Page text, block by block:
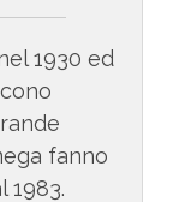
1930 ed
fanno
1983.